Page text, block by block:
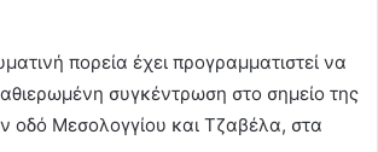
πορεία έχει προγραμματιστεί να
συγκέντρωση στο σημείο της
οδό Μεσολογγίου και Τζαβέλα, στα